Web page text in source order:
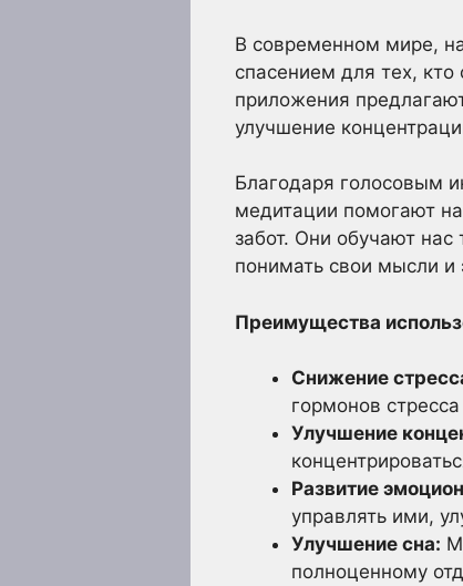
В современном мире,
спасением для тех,
приложения
улучшение
Благодаря голосовым
медитации помогают
забот. Они обучают
понимать свои мысли и
Преимущества
Снижение
гормонов
Улучшение
Развитие
управлять ими,
Улучшение сна:
полноценному